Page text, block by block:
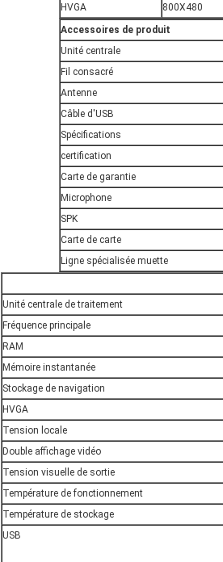
HVGA
800X480
Accessoires de produit
Unité centrale
Fil consacré
Antenne
Câble d'USB
Spécifications
certification
Carte de garantie
Microphone
SPK
Carte de carte
Ligne spécialisée muette
Unité centrale de traitement
Fréquence principale
RAM
Mémoire instantanée
Stockage de navigation
HVGA
Tension locale
Double affichage vidéo
Tension visuelle de sortie
Température de fonctionnement
Température de stockage
USB